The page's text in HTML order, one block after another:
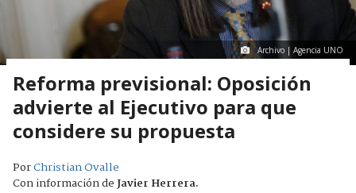
Archivo | Agencia UNO
Reforma previsional: Oposición
advierte al Ejecutivo para que
considere su propuesta
PorChristian Ovalle
Con información de Javier Herrera.